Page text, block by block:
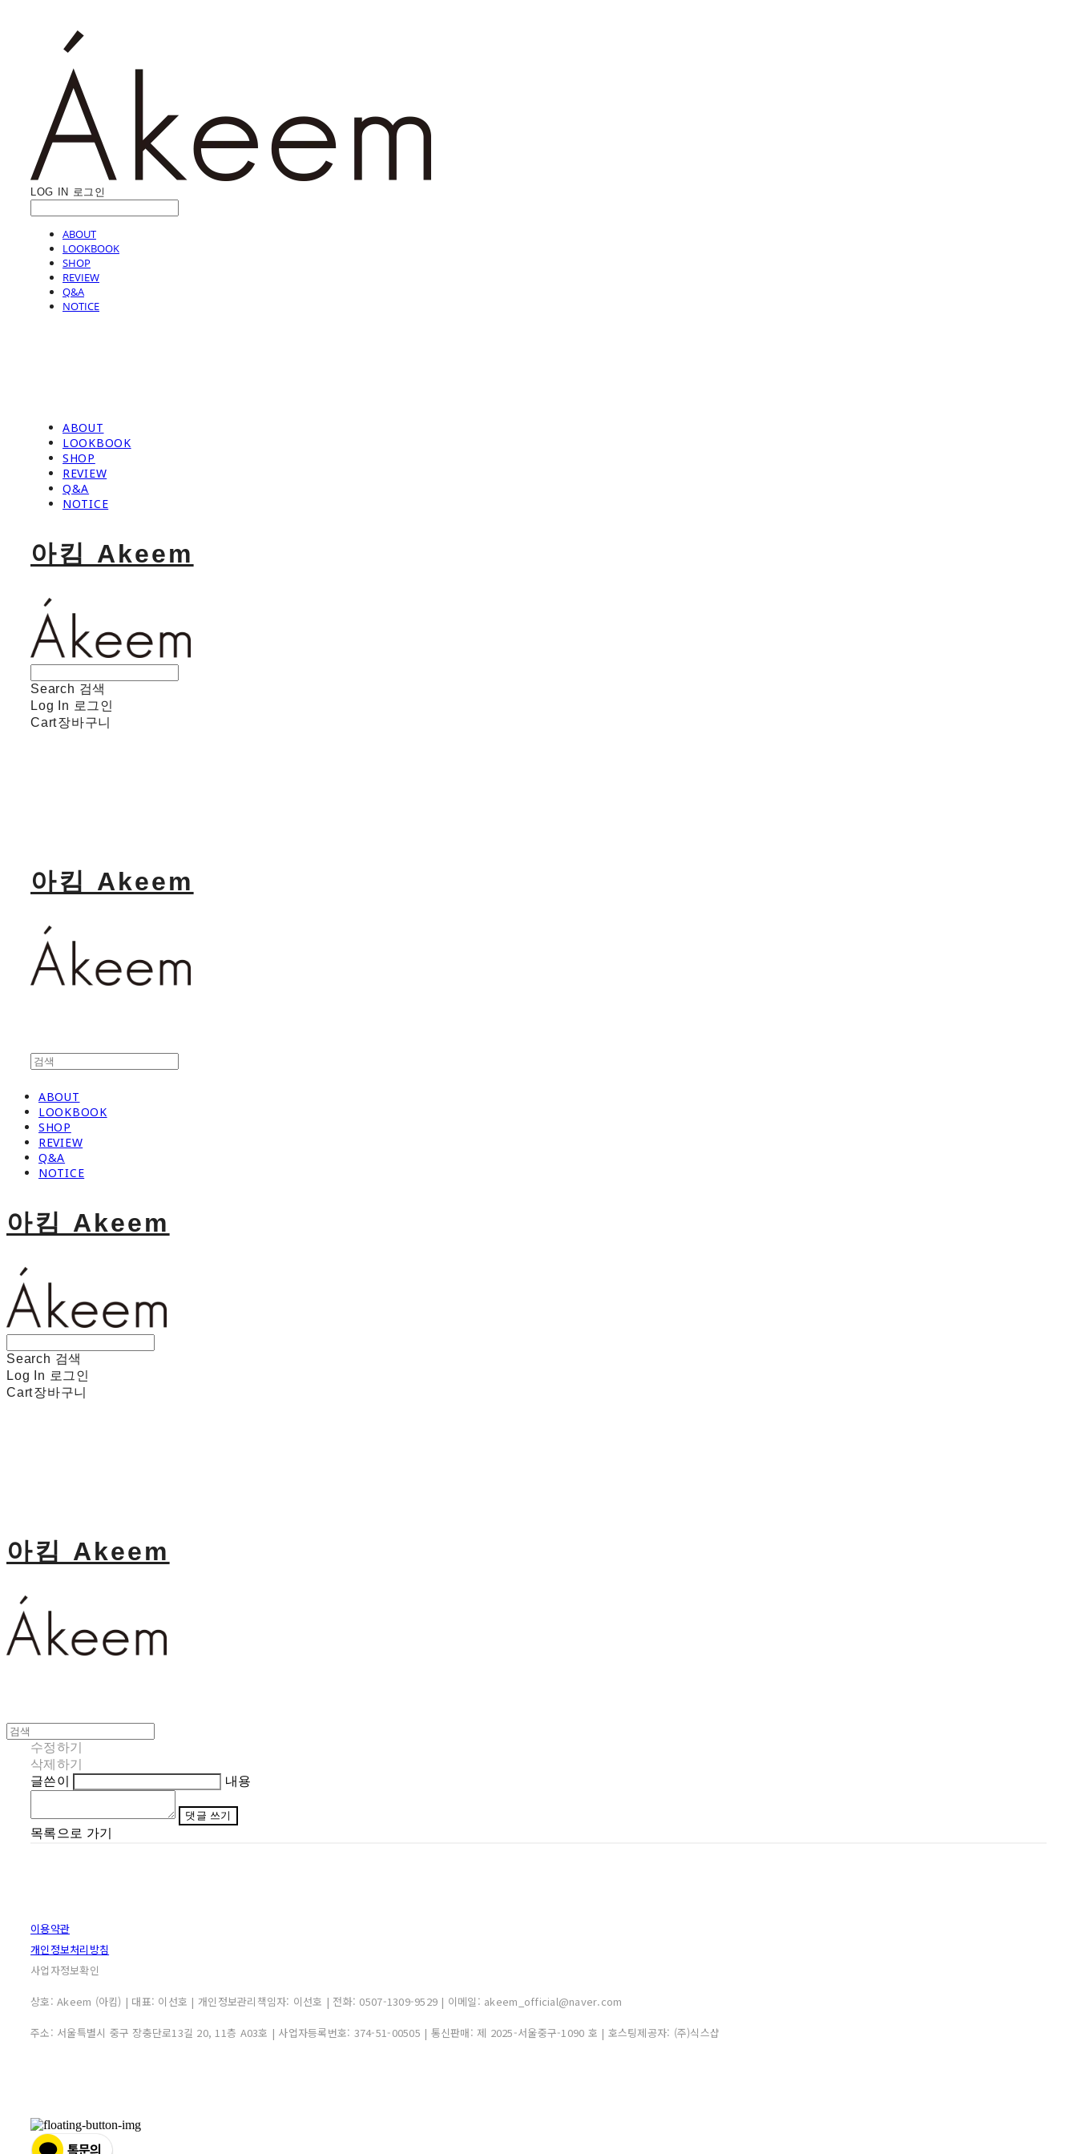
LOG IN 로그인
ABOUT
LOOKBOOK
SHOP
REVIEW
Q&A
NOTICE
ABOUT
LOOKBOOK
SHOP
REVIEW
Q&A
NOTICE
아킴 Akeem
Search 검색
Log In 로그인
Cart장바구니
아킴 Akeem
ABOUT
LOOKBOOK
SHOP
REVIEW
Q&A
NOTICE
아킴 Akeem
Search 검색
Log In 로그인
Cart장바구니
아킴 Akeem
수정하기
삭제하기
글쓴이
내용
댓글 쓰기
목록으로 가기
이용약관
개인정보처리방침
사업자정보확인
상호: Akeem (아킴) | 대표: 이선호 | 개인정보관리책임자: 이선호 | 전화: 0507-1309-9529 | 이메일: akeem_official@naver.com
주소: 서울특별시 중구 장충단로13길 20, 11층 A03호 | 사업자등록번호: 374-51-00505 | 통신판매: 제 2025-서울중구-1090 호 | 호스팅제공자: (주)식스샵